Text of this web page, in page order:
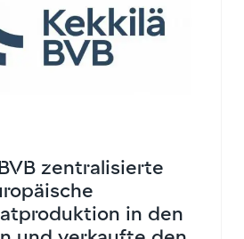
zentralisierte
in den